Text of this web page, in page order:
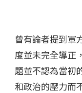
曾有論者提到軍
度並未完全導正
題並不認為當初
和政治的壓力而